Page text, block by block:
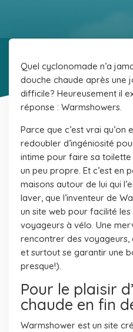
Quel cyclonomade n’a
douche chaude après une
difficile? Heureusement il
réponse : Warmshowers.
Parce que c’est vrai qu’on
redoubler d’ingéniosité
intime pour faire sa
un peu propre. Et c’est en
maisons autour de lui qui
laver, que l’inventeur de
un site web pour facilité
voyageurs à vélo. Une
rencontrer des
et surtout se garantir une
presque!).
Pour le plaisir
chaude en fin
Warmshower est un site